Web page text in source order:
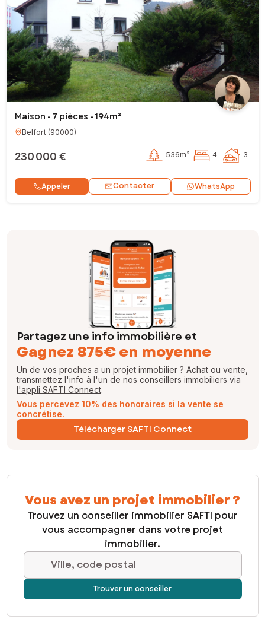
Maison - 7 pièces - 194m²
Belfort(90000)
230 000 € 536m² 4 3
Appeler Contacter WhatsApp
Partagez une info immobilière et
Gagnez 875€ en moyenne
Un de vos proches a un projet immobilier ? Achat ou vente,
transmettez l'info à l'un de nos conseillers immobiliers via
l'appli SAFTI Connect.
Vous percevez 10% des honoraires si la vente se
concrétise.
Télécharger SAFTI Connect
Vous avez un projet immobilier ?
Trouvez un conseiller immobilier SAFTI pour
vous accompagner dans votre projet
immobilier.
Ville, code postal
Trouver un conseiller